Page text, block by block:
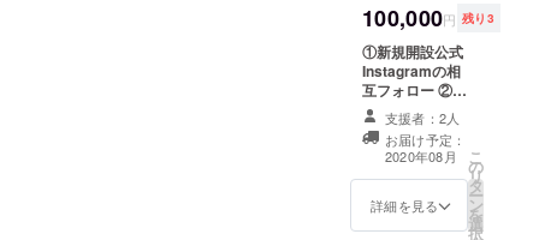
で、ご了承くだ
さいませ。 ・拘
束時間：約30分
~1時間 ※企画の
提案券 ・日
時 ：別途確
定できしだい、
個別ご連絡いた
します。 ・提案
方法：電話 or オ
ンライン会議
ーーーーーーー
Instagram投
ーーーーーーー
ーーーーーーー
ーーーーーーー
ーー ※新規開設
公式Instagram
の相互フォロー
備考欄に必ず
ウント名を明記
ください 必要の
100,000円 残り3
①新規開設公式
Instagramの相
互フォロー ②
チャンネル登録
者数10万人突破
記念感謝祭に特
別招待
ーーーーーーー
ーーーーーーー
支援者：2人
お届け予定：
2020年08月
詳細を見る
こ
の
リ
タ
ー
ン
を
選
択